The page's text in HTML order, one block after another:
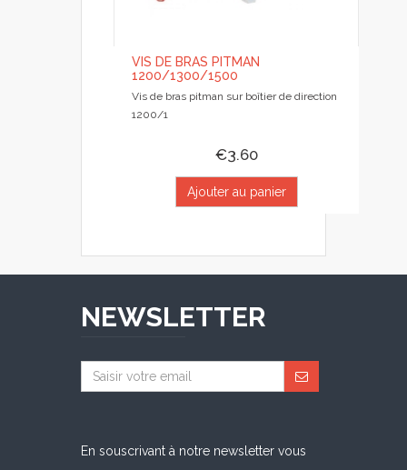
VIS DE BRAS PITMAN
1200/1300/1500
Vis de bras pitman sur boîtier de direction
1200/1
€3.60
Ajouter au panier
NEWSLETTER
En souscrivant à notre newsletter vous